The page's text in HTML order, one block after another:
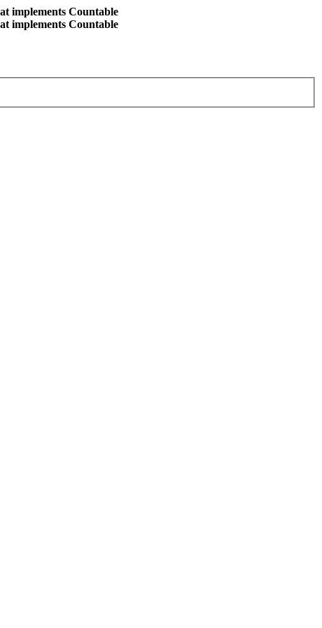
implements Countable
implements Countable